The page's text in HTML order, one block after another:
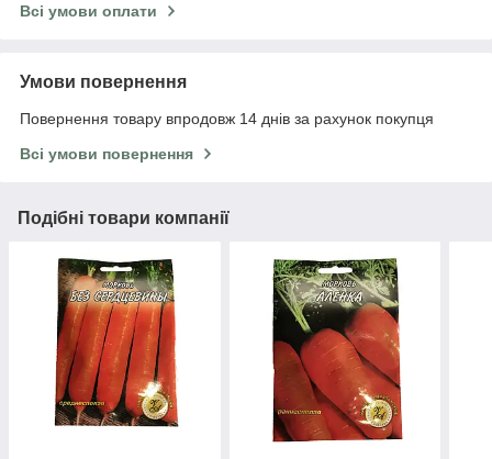
Всі умови оплати
Умови повернення
Повернення товару впродовж 14 днів за рахунок покупця
Всі умови повернення
Подібні товари компанії